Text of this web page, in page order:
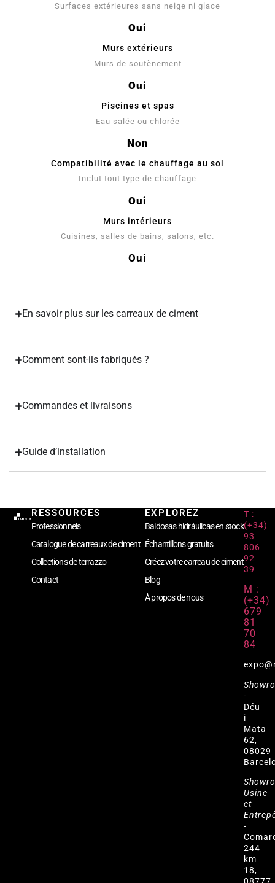
Surfaces extérieures sans neige ni glace
Oui
Murs extérieurs
Murs de soutènement
Oui
Piscines et spas
Eau salée ou chlorée
Non
Compatibilité avec le chauffage au sol
Inclut tout type de chauffage
Oui
Murs intérieurs
Cuisines, salles de bains, salons, etc.
Oui
En savoir plus sur les carreaux de ciment
Comment sont-ils fabriqués ?
Commandes et livraisons
Guide d’installation
RESSOURCES
Professionnels
Catalogue de carreaux de ciment
Collections de terrazzo
Contact
EXPLOREZ
Baldosas hidráulicas en stock
Échantillons gratuits
Créez votre carreau de ciment
Blog
À propos de nous
T :
(+34)
93
806
92
39
M :
(+34)
679
81
70
84
-
Déu
i
Mata
62,
08029
Usine
et
-
244
km
18,